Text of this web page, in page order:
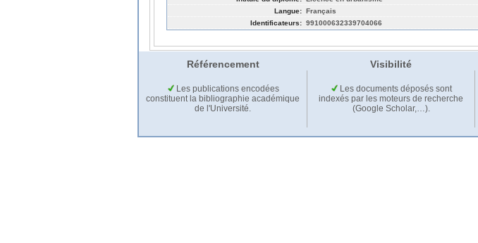
Langue: Français
Identificateurs: 991000632339704066
Référencement Visibilité
Les publications encodées
constituent la bibliographie académique
de l'Université.
Les documents déposés sont
indexés par les moteurs de recherche
(Google Scholar,…).